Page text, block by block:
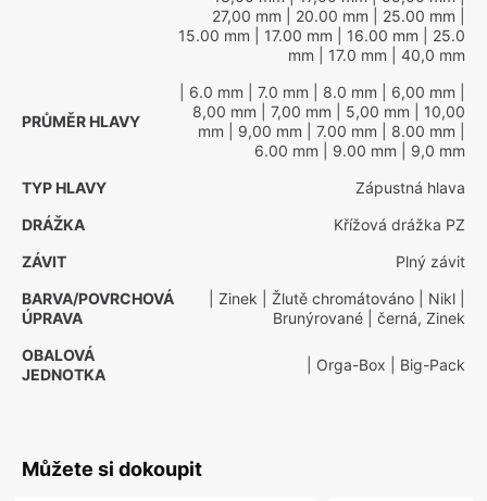
27,00 mm | 20.00 mm | 25.00 mm
15.00 mm | 17.00 mm | 16.00 mm | 25.0
mm | 17.0 mm | 40,0 mm
PRŮMĚR HLAVY
| 6.0 mm | 7.0 mm | 8.0 mm | 6,00 mm
8,00 mm | 7,00 mm | 5,00 mm | 10,00
mm | 9,00 mm | 7.00 mm | 8.00 mm
6.00 mm | 9.00 mm | 9,0 mm
TYP HLAVY
Zápustná hlava
DRÁŽKA
Křížová drážka PZ
ZÁVIT
Plný závit
BARVA/POVRCHOVÁ
ÚPRAVA
| Zinek | Žlutě chromátováno | Nikl
Brunýrované | černá, Zinek
OBALOVÁ
JEDNOTKA
| Orga-Box | Big-Pack
Můžete si dokoupit